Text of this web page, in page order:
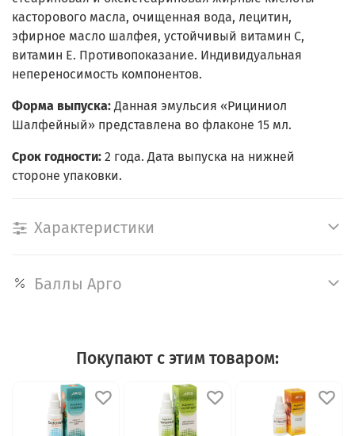
касторового масла, очищенная вода, лецитин,
эфирное масло шалфея, устойчивый витамин С,
витамин Е. Противопоказание. Индивидуальная
непереносимость компонентов.
Форма выпуска:Данная эмульсия «Рициниол
Шалфейный» представлена во флаконе 15 мл.
Срок годности: 2 года. Дата выпуска на нижней
стороне упаковки.
Характеристики
Баллы Арго
Покупают с этим товаром: